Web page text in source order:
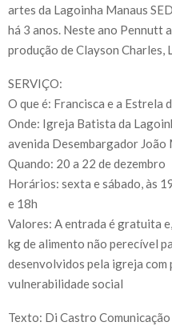
artes da Lagoinha Manaus
há 3 anos. Neste ano Pennutt
produção de Clayson Charles,
SERVIÇO:
O que é: Francisca e a Estrela
Onde: Igreja Batista da
avenida Desembargador João
Quando: 20 a 22 de dezembro
Horários: sexta e sábado, às
e 18h
Valores: A entrada é gratuita
kg de alimento não perecível
desenvolvidos pela igreja com
vulnerabilidade social
Texto: Di Castro Comunicação